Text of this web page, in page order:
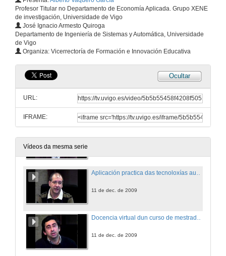
Profesor Titular no Departamento de Economía Aplicada. Grupo XENE
de investigación, Universidade de Vigo
José Ignacio Armesto Quiroga
Departamento de Ingeniería de Sistemas y Automática, Universidade
de Vigo
Organiza: Vicerrectoría de Formación e Innovación Educativa
Ocultar
URL:
IFRAME:
Vídeos da mesma serie
Presentación da IV Xornada de Innovación Educativa na Universidade.
11 de dec. de 2009
Docencia virtual dun curso de mestrado sobre a plataforma Moodle.
11 de dec. de 2009